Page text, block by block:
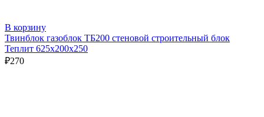
В корзину
Твинблок газоблок ТБ200 стеновой строительный блок
Теплит 625х200х250
₽270